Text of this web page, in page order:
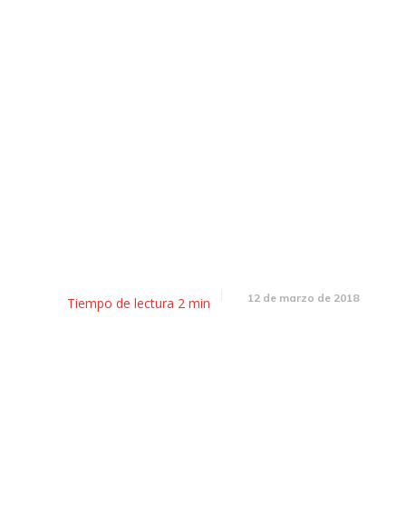
Tiempo de lectura 2min 12 de marzo de 2018